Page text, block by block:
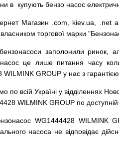
в купують бензо насос
Магазин .com kiev.ua .net
власником торгової марки "
заполонили ринок
насос це лише питання часу
GROUP у нас з
по всій Україні у відділеннях
WILMINK GROUP по доступній
WG1444428 WILMINK
насоса не відповідає